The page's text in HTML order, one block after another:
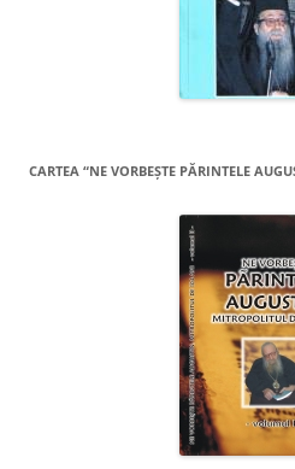
CARTEA “NE VORBEŞTE PĂRINTELE